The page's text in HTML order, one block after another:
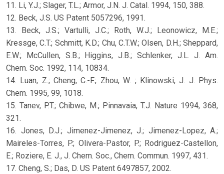
11. Li, Y.J.; Slager, T.L.; Armor, J.N. J. Catal. 1994, 150, 388.
12. Beck, J.S. US Patent 5057296, 1991.
13. Beck, J.S.; Vartulli, J.C.; Roth, W.J.; Leonowicz, M.E.;
Kressge, C.T.; Schmitt, K.D.; Chu, C.T.W.; Olsen, D.H.; Sheppard,
E.W.; McCullen, S.B.; Higgins, J.B.; Schlenker, J.L. J. Am.
Chem. Soc. 1992, 114, 10834.
14. Luan, Z.; Cheng, C.-F.; Zhou, W. ; Klinowski, J. J. Phys.
Chem. 1995, 99, 1018.
15. Tanev, P.T.; Chibwe, M.; Pinnavaia, T.J. Nature 1994, 368,
321.
16. Jones, D.J.; Jimenez-Jimenez, J.; Jimenez-Lopez, A.;
Maireles-Torres, P.; Olivera-Pastor, P.; Rodriguez-Castellon,
E.; Roziere, E. J., J. Chem. Soc., Chem. Commun. 1997, 431.
17. Cheng, S.; Das, D. US Patent 6497857, 2002.